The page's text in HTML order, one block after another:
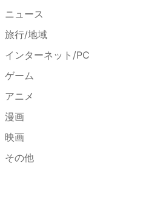
ニュース
旅行/地域
インターネット/PC
ゲーム
アニメ
漫画
映画
その他